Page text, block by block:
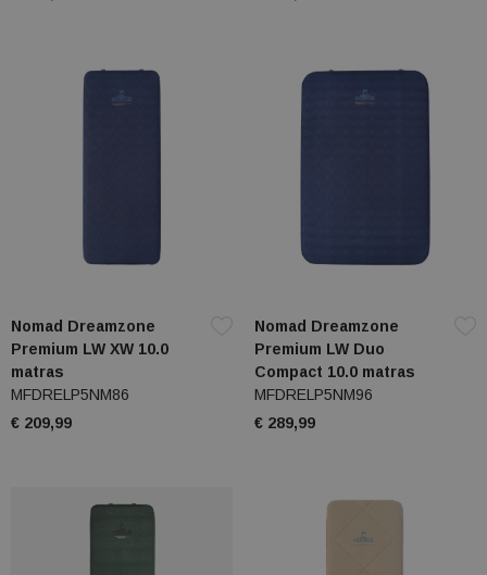
Nomad Dreamzone
Premium LW XW 10.0
matras
MFDRELP5NM86
€ 209,99
Nomad Dreamzone
Premium LW Duo
Compact 10.0 matras
MFDRELP5NM96
€ 289,99